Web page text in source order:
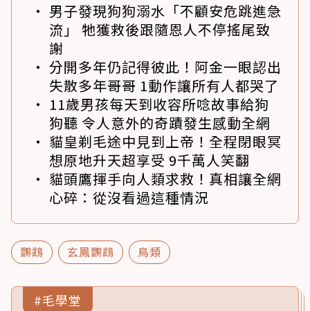
男子發現狗狗溺水「不顧安危跳進急
流」 牠獲救後跟隨恩人不停搖尾致
謝
分開多年仍記得彼此！阿金一眼認出
失散多年哥哥 1動作讓所有人都哭了
11歲男孩每天到收容所唸故事給狗
狗聽 令人意外的奇蹟發生感動全網
貓皇剃毛途中見到上帝！全程閉眼冥
想原地升天超享受 9千萬人笑翻
貓頭鷹揮手向人類求救！真相讓全網
心碎：從沒看過這種情況
鸚鵡 玄鳳鸚鵡 鳥類
#毛學堂